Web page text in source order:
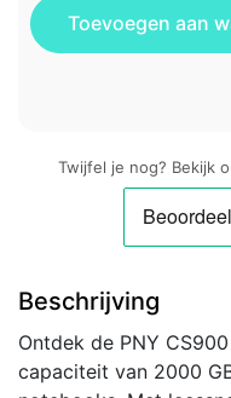
Twijfel je nog? Bekijk
Beschrijving
Ontdek de PNY
capaciteit van 2000